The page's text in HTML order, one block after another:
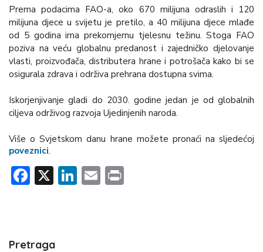
Prema podacima FAO-a, oko 670 milijuna odraslih i 120
milijuna djece u svijetu je pretilo, a 40 milijuna djece mlađe
od 5 godina ima prekomjernu tjelesnu težinu. Stoga FAO
poziva na veću globalnu predanost i zajedničko djelovanje
vlasti, proizvođača, distributera hrane i potrošača kako bi se
osigurala zdrava i održiva prehrana dostupna svima.
Iskorjenjivanje gladi do 2030. godine jedan je od globalnih
ciljeva održivog razvoja Ujedinjenih naroda.
Više o Svjetskom danu hrane možete pronaći na sljedećoj
poveznici.
Facebook
X LinkedIn
Email
Pretraga